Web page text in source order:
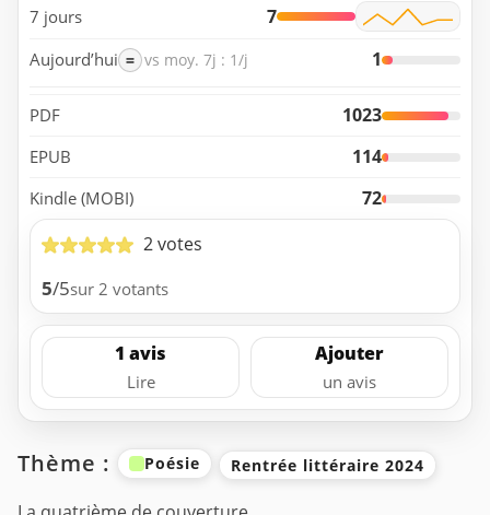
7 jours 7
Aujourd’hui = vs moy. 7j : 1/j 1
PDF 1023
EPUB 114
Kindle (MOBI)
72
2 votes
5/5sur 2 votants
1 avis
Lire
Ajouter
un avis
Thème : Poésie Rentrée littéraire 2024